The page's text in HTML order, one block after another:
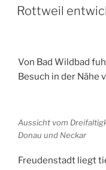
AM
Rottweil
Von Bad Wildbad
Besuch in der Nähe
Aussicht vom
Donau und Neckar
Freudenstadt liegt